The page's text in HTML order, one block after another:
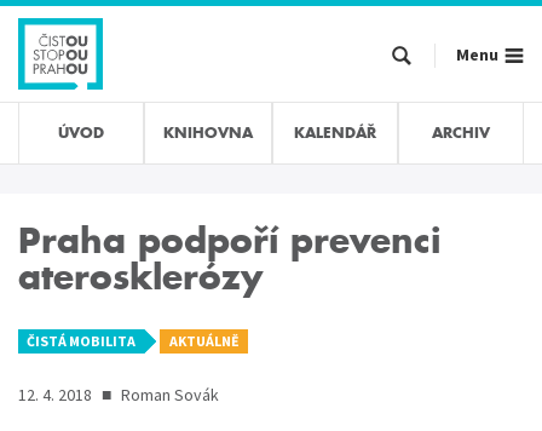
Přejít
hlavnímu
obsahu
Menu
ÚVOD KNIHOVNA KALENDÁŘ ARCHIV
Praha podpoří prevenci
aterosklerózy
ČISTÁ MOBILITA AKTUÁLNĚ
12. 4. 2018 ■ Roman Sovák